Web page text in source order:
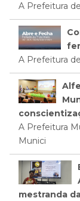
A Prefeitura
A Prefeitura
A Prefeitura
Munici
mestranda